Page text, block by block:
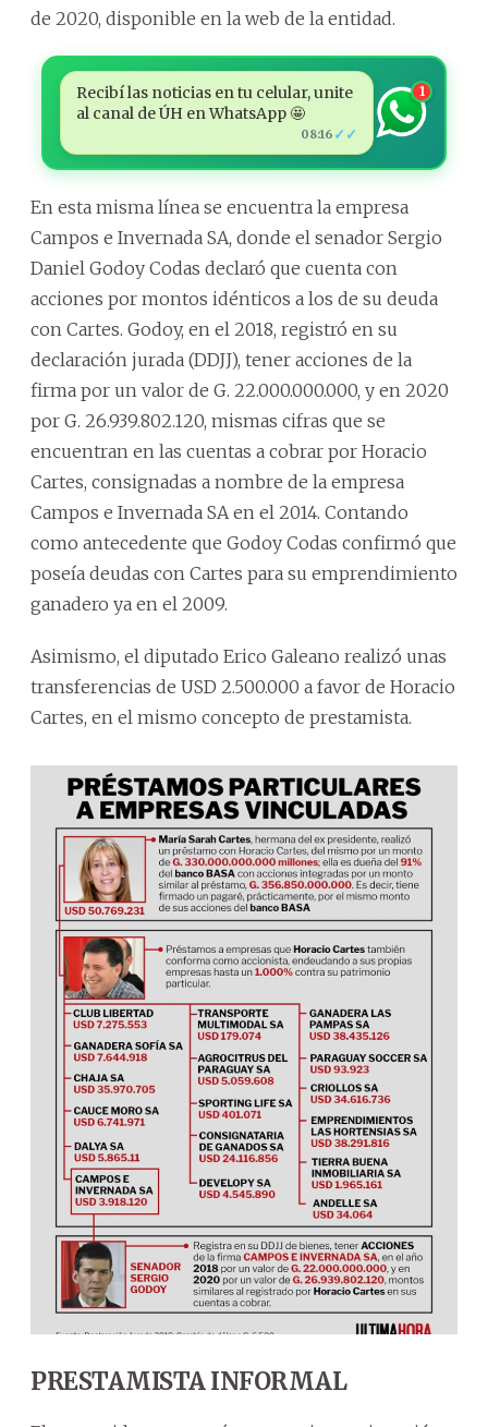
de 2020, disponible en la web de la entidad.
Recibí las noticias en tu celular, unite
al canal de ÚH en WhatsApp 🤩
08:16 ✓✓
1
En esta misma línea se encuentra la empresa
Campos e Invernada SA, donde el senador Sergio
Daniel Godoy Codas declaró que cuenta con
acciones por montos idénticos a los de su deuda
con Cartes. Godoy, en el 2018, registró en su
declaración jurada (DDJJ), tener acciones de la
firma por un valor de G. 22.000.000.000, y en 2020
por G. 26.939.802.120, mismas cifras que se
encuentran en las cuentas a cobrar por Horacio
Cartes, consignadas a nombre de la empresa
Campos e Invernada SA en el 2014. Contando
como antecedente que Godoy Codas confirmó que
poseía deudas con Cartes para su emprendimiento
ganadero ya en el 2009.
Asimismo, el diputado Erico Galeano realizó unas
transferencias de USD 2.500.000 a favor de Horacio
Cartes, en el mismo concepto de prestamista.
PRESTAMISTA INFORMAL